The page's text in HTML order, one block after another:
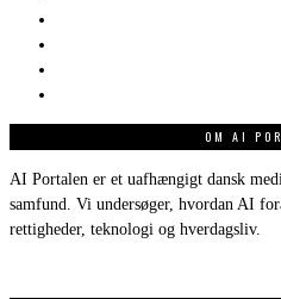
OM AI
AI Portalen er et uafhængigt dansk
samfund. Vi undersøger, hvordan AI
rettigheder, teknologi og hverdagsliv.